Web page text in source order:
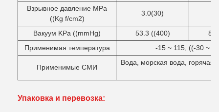
Взрывное давление MPa
((Kg f/cm2)
3.0(30)
Вакуум KPa ((mmHg) 53.3 ((400)
Применимая температура
-15 ~ 115, ((-30 ~
Применимые СМИ
Вода, морская вода, горячая
Упаковка и перевозка: